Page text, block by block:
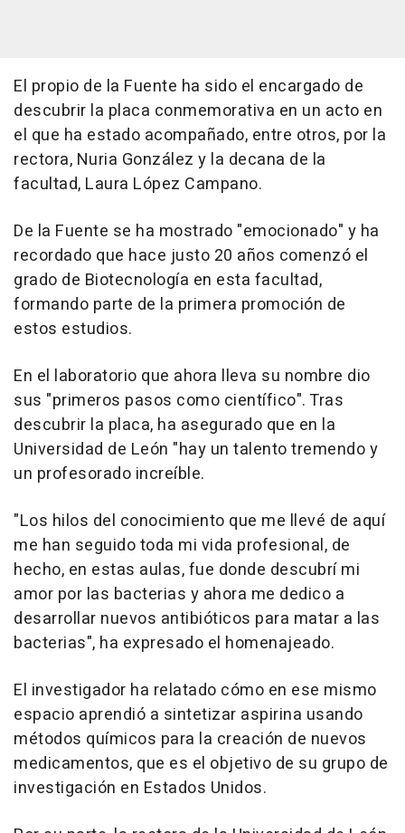
El propio de la Fuente ha sido el encargado de
descubrir la placa conmemorativa en un acto en
el que ha estado acompañado, entre otros, por la
rectora, Nuria González y la decana de la
facultad, Laura López Campano.
De la Fuente se ha mostrado "emocionado" y ha
recordado que hace justo 20 años comenzó el
grado de Biotecnología en esta facultad,
formando parte de la primera promoción de
estos estudios.
En el laboratorio que ahora lleva su nombre dio
sus "primeros pasos como científico". Tras
descubrir la placa, ha asegurado que en la
Universidad de León "hay un talento tremendo y
un profesorado increíble.
"Los hilos del conocimiento que me llevé de aquí
me han seguido toda mi vida profesional, de
hecho, en estas aulas, fue donde descubrí mi
amor por las bacterias y ahora me dedico a
desarrollar nuevos antibióticos para matar a las
bacterias", ha expresado el homenajeado.
El investigador ha relatado cómo en ese mismo
espacio aprendió a sintetizar aspirina usando
métodos químicos para la creación de nuevos
medicamentos, que es el objetivo de su grupo de
investigación en Estados Unidos.